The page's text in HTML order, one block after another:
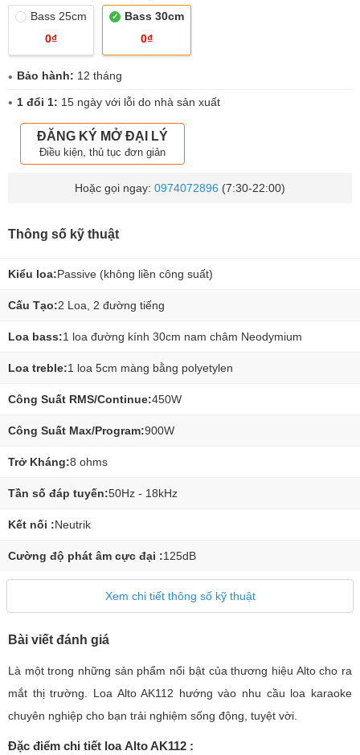
Bass 25cm
0₫
Bass 30cm
0₫
Bảo hành: 12 tháng
1 đổi 1: 15 ngày với lỗi do nhà sản xuất
ĐĂNG KÝ MỞ ĐẠI LÝ
Điều kiện, thủ tục đơn giản
Hoặc gọi ngay: 0974072896 (7:30-22:00)
Thông số kỹ thuật
Kiểu loa:Passive (không liền công suất)
Cấu Tạo:2 Loa, 2 đường tiếng
Loa bass:1 loa đường kính 30cm nam châm Neodymium
Loa treble:1 loa 5cm màng bằng polyetylen
Công Suất RMS/Continue:450W
Công Suất Max/Program:900W
Trở Kháng:8 ohms
Tần số đáp tuyến:50Hz - 18kHz
Kết nối :Neutrik
Cường độ phát âm cực đại :125dB
Xem chi tiết thông số kỹ thuật
Bài viết đánh giá
Là một trong những sản phẩm nổi bật của thương hiệu Alto cho ra
mắt thị trường. Loa Alto AK112 hướng vào nhu cầu loa karaoke
chuyên nghiệp cho bạn trải nghiệm sống động, tuyệt vời.
Đặc điểm chi tiết loa Alto AK112 :